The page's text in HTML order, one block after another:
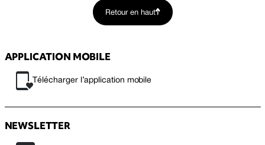
Retour en haut
APPLICATION MOBILE
Télécharger l’application mobile
NEWSLETTER